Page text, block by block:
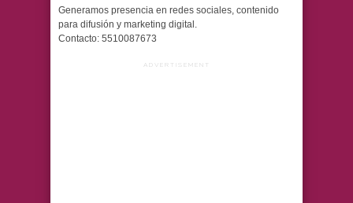
Generamos presencia en redes sociales, contenido
para difusión y marketing digital.
Contacto: 5510087673
ADVERTISEMENT